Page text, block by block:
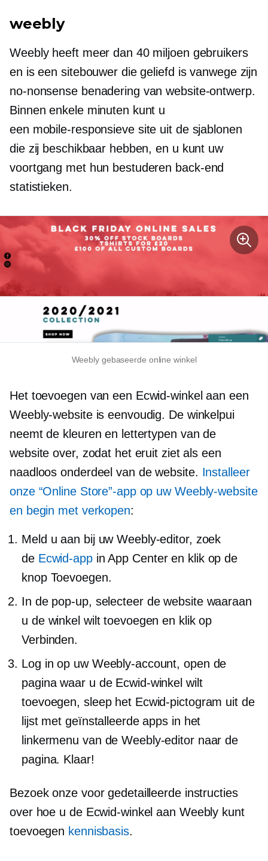
weebly
Weebly heeft meer dan 40 miljoen gebruikers
en is een sitebouwer die geliefd is vanwege zijn
no-nonsense benadering van website-ontwerp.
Binnen enkele minuten kunt u
een mobile-responsievesite uit de sjablonen
die zij beschikbaar hebben, en u kunt uw
voortgang met hun bestuderen back-end
statistieken.
Weebly gebaseerde online winkel
Het toevoegen van een Ecwid-winkel aan een
Weebly-website is eenvoudig. De winkelpui
neemt de kleuren en lettertypen van de
website over, zodat het eruit ziet als een
naadloos onderdeel van de website. Installeer
onze “Online Store”-app op uw Weebly-website
en begin met verkopen:
Meld u aan bij uw Weebly-editor, zoek
de Ecwid-appin App Center en klik op de
knop Toevoegen.
In de pop-up, selecteer de website waaraan
u de winkel wilt toevoegen en klik op
Verbinden.
Log in op uw Weebly-account, open de
pagina waar u de Ecwid-winkel wilt
toevoegen, sleep het Ecwid-pictogram uit de
lijst met geïnstalleerde apps in het
linkermenu van de Weebly-editor naar de
pagina. Klaar!
Bezoek onze voor gedetailleerde instructies
over hoe u de Ecwid-winkel aan Weebly kunt
toevoegen kennisbasis.